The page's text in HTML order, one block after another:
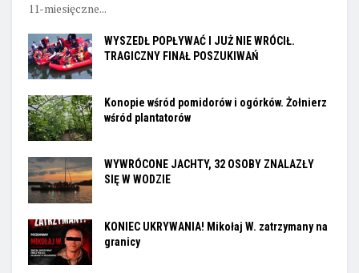
11-miesięczne...
WYSZEDŁ POPŁYWAĆ I JUŻ NIE WRÓCIŁ.
TRAGICZNY FINAŁ POSZUKIWAŃ
Konopie wśród pomidorów i ogórków. Żołnierz
wśród plantatorów
WYWRÓCONE JACHTY, 32 OSOBY ZNALAZŁY
SIĘ W WODZIE
KONIEC UKRYWANIA! Mikołaj W. zatrzymany na
granicy